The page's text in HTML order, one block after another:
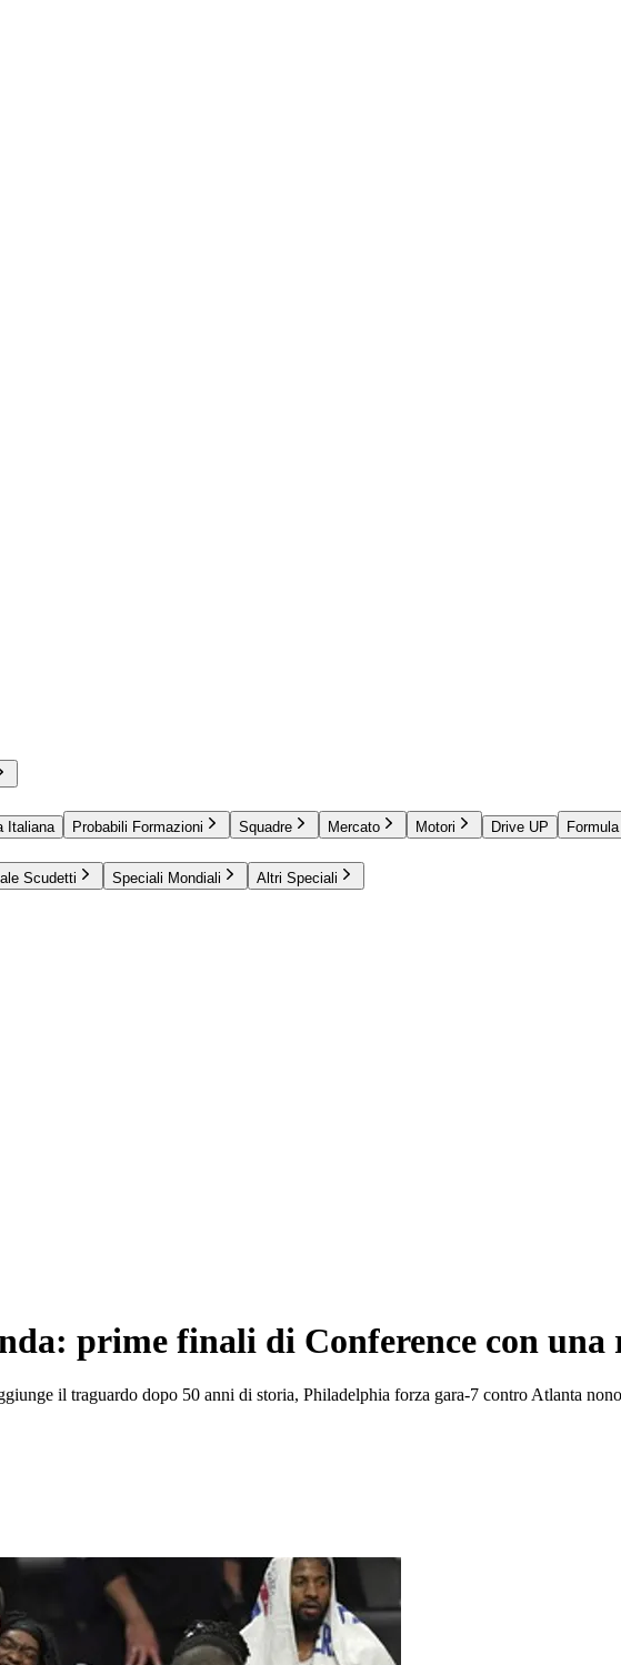
Italiana Probabili Formazioni Squadre Mercato Motori Drive UP
Scudetti Speciali Mondiali Altri Speciali
prime finali di Conference con una
il traguardo dopo 50 anni di storia, Philadelphia forza gara-7 contro Atlanta